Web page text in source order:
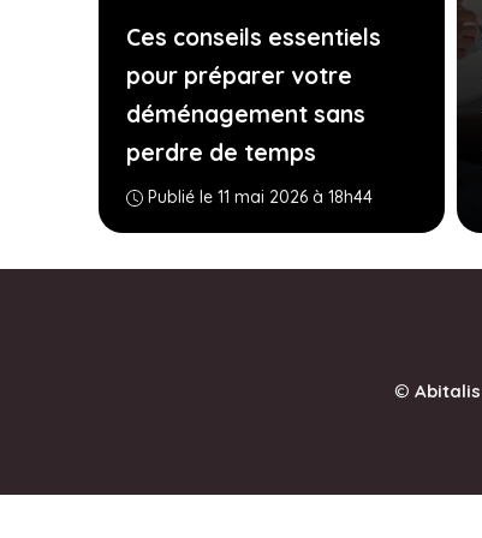
Ces conseils essentiels
pour préparer votre
déménagement sans
perdre de temps
Publié le 11 mai 2026 à 18h44
© Abitalis